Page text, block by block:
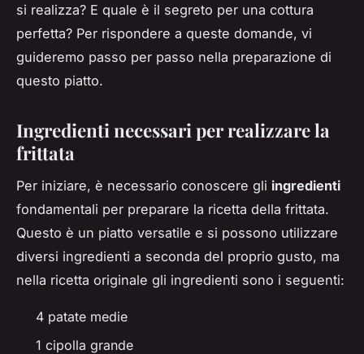
si realizza? E quale è il segreto per una cottura
perfetta? Per rispondere a queste domande, vi
guideremo passo per passo nella preparazione di
questo piatto.
Ingredienti necessari per realizzare la
frittata
Per iniziare, è necessario conoscere gli ingredienti
fondamentali per preparare la ricetta della frittata.
Questo è un piatto versatile e si possono utilizzare
diversi ingredienti a seconda del proprio gusto, ma
nella ricetta originale gli ingredienti sono i seguenti:
4 patate medie
1 cipolla grande